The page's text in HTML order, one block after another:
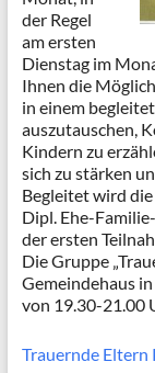
der Regel
am ersten
Dienstag im
Ihnen die
in einem
auszutauschen,
Kindern zu
sich zu stärken
Begleitet wird
Dipl. Ehe-
der ersten
Die Gruppe
Gemeindehaus
von 19.30-21.00
Trauernde Eltern